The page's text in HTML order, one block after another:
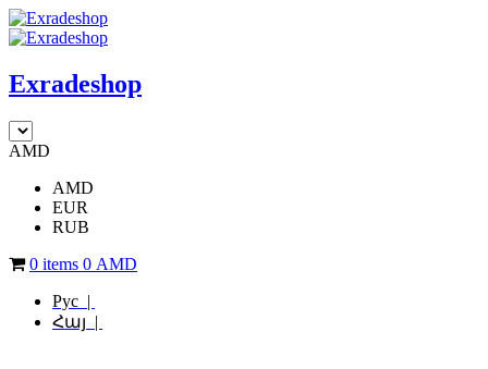
Exradeshop
AMD
AMD
EUR
RUB
0 items 0 AMD
Рус |
Հայ |